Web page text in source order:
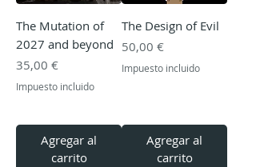
The Mutation of
2027 and beyond
Precio
35,00 €
Impuesto incluido
Agregar al
carrito
The Design of Evil
Precio
50,00 €
Impuesto incluido
Agregar al
carrito